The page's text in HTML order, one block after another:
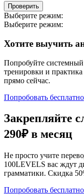
Проверить
Выберите режим:
Выберите режим:
Хотите выучить
Попробуйте
тренировки и
прямо сейчас.
Попробовать бесплатно
Закрепляйте
290₽ в месяц
Не просто учите
100LEVELS вас ждут
грамматики. Скидка
Попробовать бесплатно